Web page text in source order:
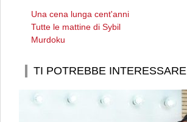
Una cena lunga cent'anni
Tutte le mattine di Sybil
Murdoku
TI POTREBBE INTERESSARE